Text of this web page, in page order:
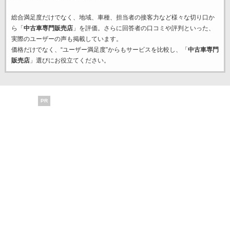
総合満足度だけでなく、地域、車種、担当者の接客力など様々な切り口か
ら「 中古車専門販売店」を評価。さらに回答者の口コミや評判といった、
実際のユーザーの声も掲載しています。
価格だけでなく、“ユーザー満足度”からもサービスを比較し、「 中古車専門
販売店」選びにお役立てください。
PR